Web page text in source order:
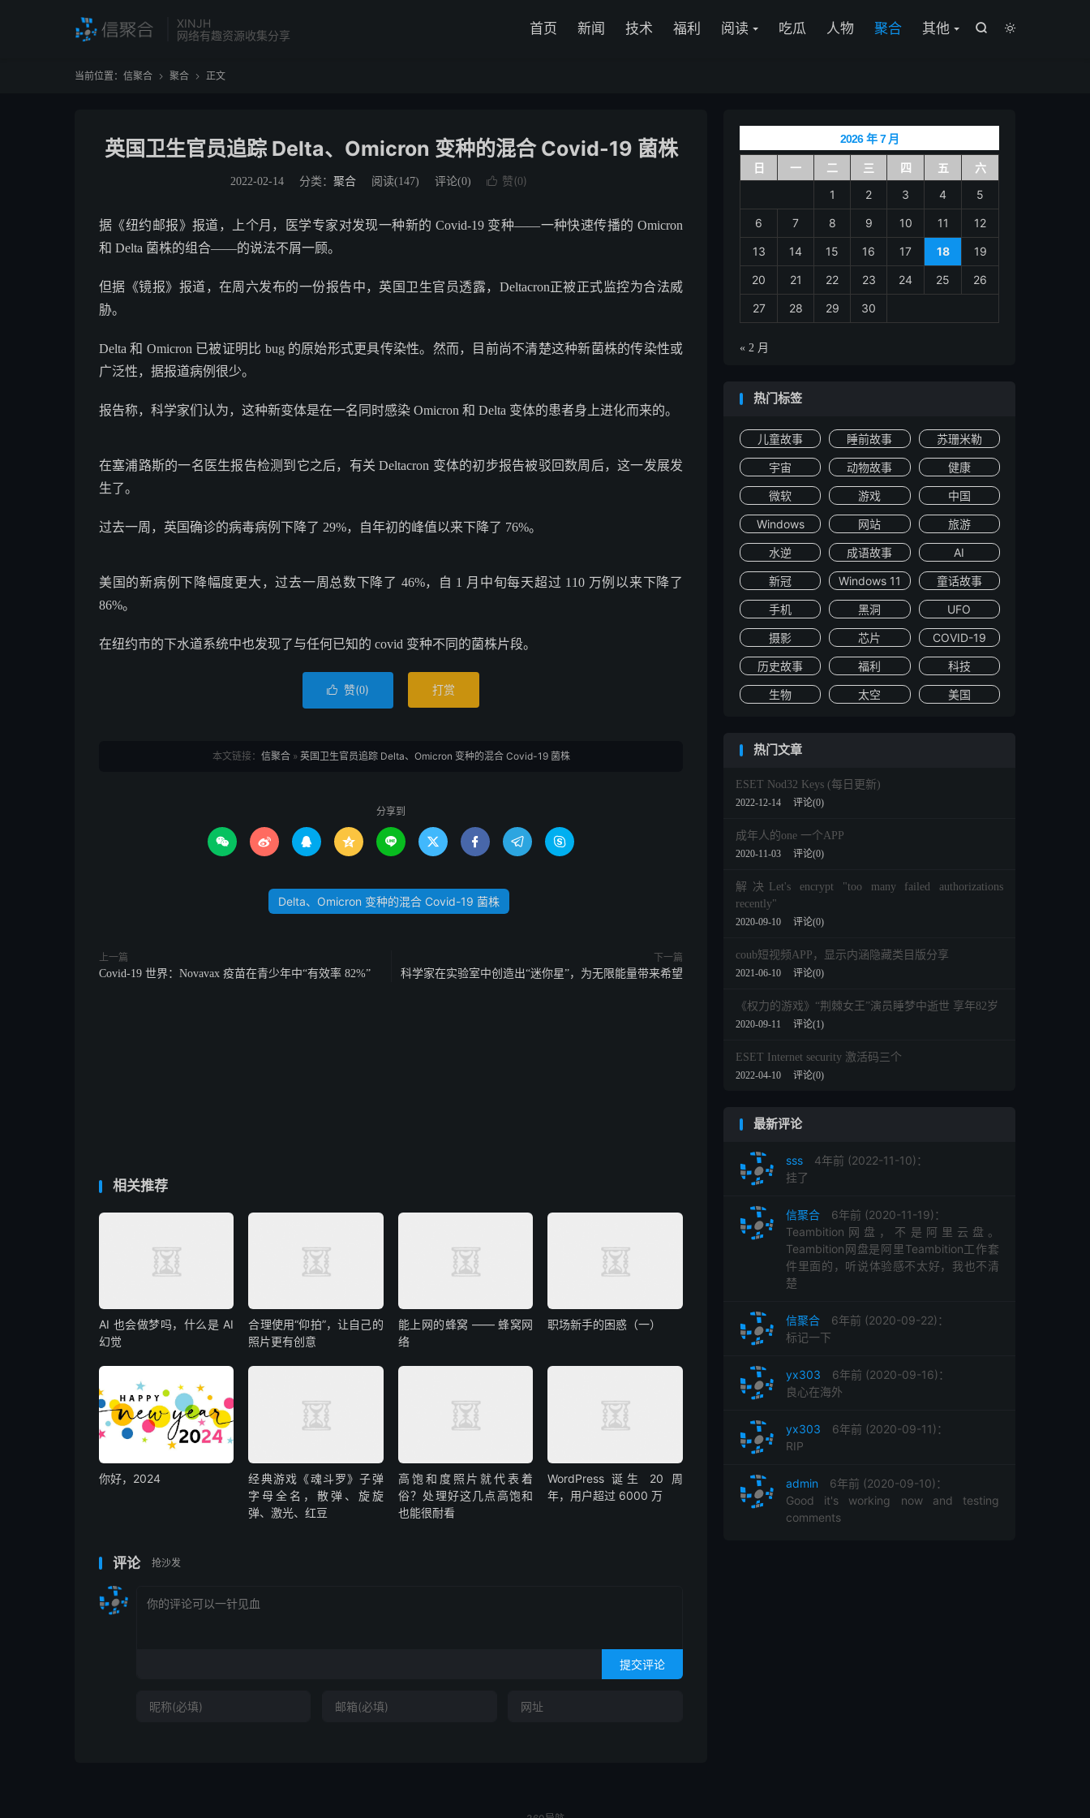
XINJH
网络有趣资源收集分享


首页 新闻 技术 福利 阅读 吃瓜 人物 聚合 其他
当前位置： 信聚合  聚合  正文
英国卫生官员追踪 Delta、Omicron 变种的混合 Covid-19 菌株
2022-02-14 分类： 聚合 阅读(147) 评论(0)  赞(0)
据《纽约邮报》报道，上个月，医学专家对发现一种新的 Covid-19 变种——一种快速传播的 Omicron
和 Delta 菌株的组合——的说法不屑一顾。
但据《镜报》报道，在周六发布的一份报告中，英国卫生官员透露，Deltacron正被正式监控为合法威
胁。
Delta 和 Omicron 已被证明比 bug 的原始形式更具传染性。然而，目前尚不清楚这种新菌株的传染性或
广泛性，据报道病例很少。
报告称，科学家们认为，这种新变体是在一名同时感染 Omicron 和 Delta 变体的患者身上进化而来的。
在塞浦路斯的一名医生报告检测到它之后，有关 Deltacron 变体的初步报告被驳回数周后，这一发展发
生了。
过去一周，英国确诊的病毒病例下降了 29%，自年初的峰值以来下降了 76%。
美国的新病例下降幅度更大，过去一周总数下降了 46%，自 1 月中旬每天超过 110 万例以来下降了
86%。
在纽约市的下水道系统中也发现了与任何已知的 covid 变种不同的菌株片段。
 赞(0) 打赏
本文链接： 信聚合» 英国卫生官员追踪 Delta、Omicron 变种的混合 Covid-19 菌株
分享到
        
Delta、Omicron 变种的混合 Covid-19 菌株
上一篇
Covid-19 世界：Novavax 疫苗在青少年中“有效率 82%”
下一篇
科学家在实验室中创造出“迷你星”，为无限能量带来希望
相关推荐
AI 也会做梦吗，什么是 AI
幻觉
合理使用“仰拍”，让自己的
照片更有创意
能上网的蜂窝 —— 蜂窝网
络
职场新手的困惑（一）
你好，2024
经典游戏《魂斗罗》子弹
字母全名，散弹、旋旋
弹、激光、红豆
高饱和度照片就代表着
俗？处理好这几点高饱和
也能很耐看
WordPress 诞生 20 周
年，用户超过 6000 万
评论 抢沙发
提交评论
2026 年 7 月
日 一 二 三 四 五
六
1
2 3 4 5
6 7 8 9 10 11 12
13 14 15 16 17 18 19
20 21 22 23 24 25 26
27 28 29 30
« 2 月
热门标签
儿童故事 睡前故事 苏珊米勒
宇宙 动物故事 健康
微软 游戏 中国
Windows 网站 旅游
水逆 成语故事 AI
新冠 Windows 11 童话故事
手机 黑洞 UFO
摄影 芯片 COVID-19
历史故事 福利 科技
生物 太空 美国
热门文章
ESET Nod32 Keys (每日更新)
2022-12-14 评论(0)
成年人的one 一个APP
2020-11-03 评论(0)
解决Let's encrypt "too many failed authorizations
recently"
2020-09-10 评论(0)
coub短视频APP，显示内涵隐藏类目版分享
2021-06-10 评论(0)
《权力的游戏》“荆棘女王”演员睡梦中逝世 享年82岁
2020-09-11 评论(1)
ESET Internet security 激活码三个
2022-04-10 评论(0)
最新评论
sss
4年前 (2022-11-10)：
挂了
信聚合
6年前 (2020-11-19)：
Teambition网盘，不是阿里云盘。
Teambition网盘是阿里Teambition工作套
件里面的，听说体验感不太好，我也不清
楚
信聚合
6年前 (2020-09-22)：
标记一下
yx303
6年前 (2020-09-16)：
良心在海外
yx303
6年前 (2020-09-11)：
RIP
admin
6年前 (2020-09-10)：
Good it's working now and testing
comments